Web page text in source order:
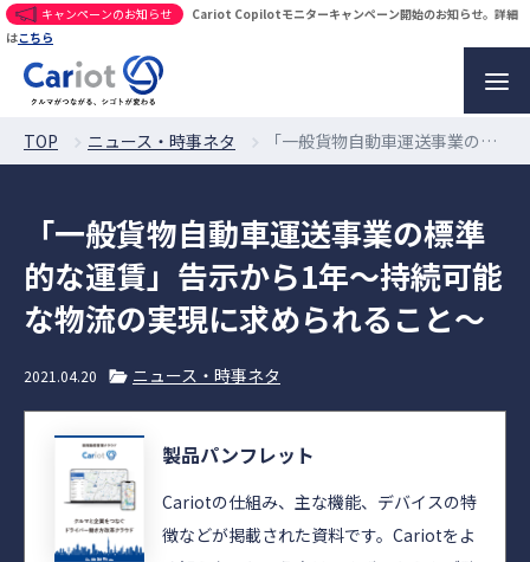
キャンペーンのお知らせ
Cariot Copilotモニターキャンペーン開始のお知らせ。詳細
はこちら
TOP ニュース・時事ネタ 「一般貨物自動車運送事業の標準的な運賃」告示から1年〜持続可能な物流の実現に求められること〜
「一般貨物自動車運送事業の標準
的な運賃」告示から1年〜持続可能
な物流の実現に求められること〜
2021.04.20 ニュース・時事ネタ
製品パンフレット
Cariotの仕組み、主な機能、デバイスの特
徴などが掲載された資料です。Cariotをよ